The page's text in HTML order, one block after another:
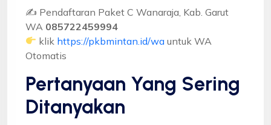
✍ Pendaftaran Paket C Wanaraja, Kab. Garut
WA 085722459994
klik https://pkbmintan.id/wa untuk WA
Otomatis
Pertanyaan Yang Sering
Ditanyakan